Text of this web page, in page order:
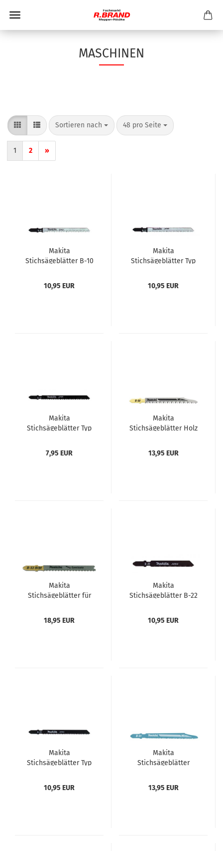
MASCHINEN
Sortieren nach
Sortieren nach 48 pro Seite
pro Seite
1 2 »
Makita
Stichsägeblätter B-10
10,95 EUR
Makita
Stichsägeblätter Typ
10,95 EUR
Makita
Stichsägeblätter Typ
7,95 EUR
Makita
Stichsägeblätter Holz
13,95 EUR
Makita
Stichsägeblätter für
18,95 EUR
Makita
Stichsägeblätter B-22
10,95 EUR
Makita
Stichsägeblätter Typ
10,95 EUR
Makita
Stichsägeblätter
13,95 EUR